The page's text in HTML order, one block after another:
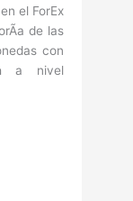
el ForEx
de las
con
a nivel